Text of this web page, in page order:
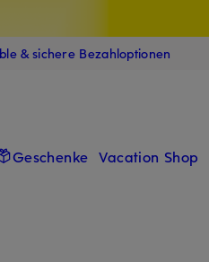
& sichere Bezahloptionen
Geschenke Vacation Shop